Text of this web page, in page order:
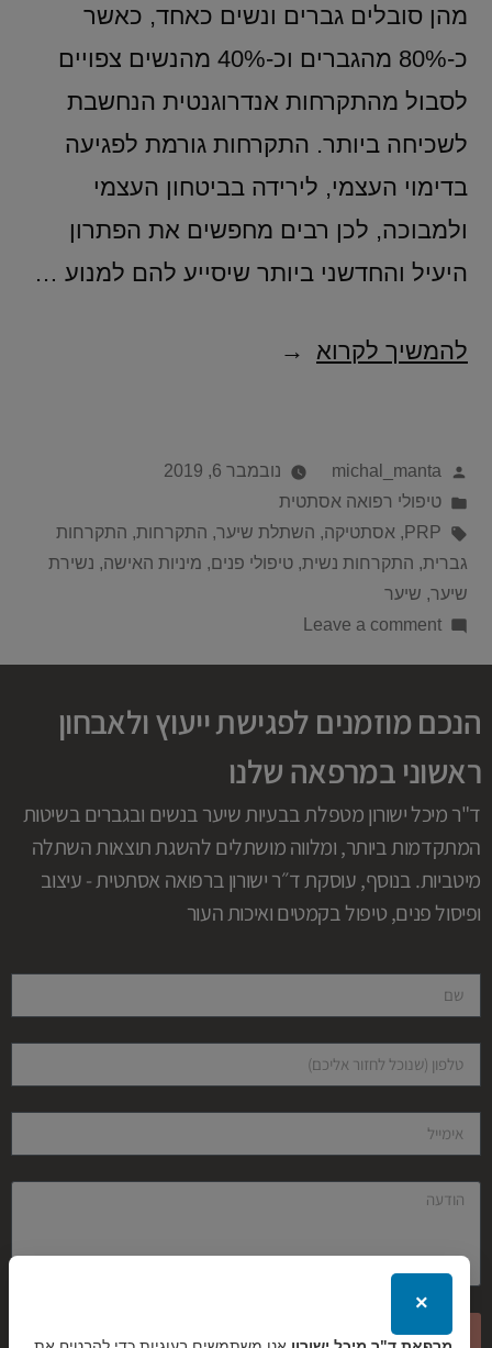
מהן סובלים גברים ונשים כאחד, כאשר
כ-80% מהגברים וכ-40% מהנשים צפויים
לסבול מהתקרחות אנדרוגנטית הנחשבת
לשכיחה ביותר. התקרחות גורמת לפגיעה
בדימוי העצמי, לירידה בביטחון העצמי
ולמבוכה, לכן רבים מחפשים את הפתרון
היעיל והחדשני ביותר שיסייע להם למנוע …
להמשיך לקרוא
michal_manta
נובמבר 6, 2019
טיפולי רפואה אסתטית
PRP
, אסתטיקה, השתלת שיער, התקרחות, התקרחות
גברית, התקרחות נשית, טיפולי פנים, מיניות האישה, נשירת
שיער, שיער
Leave a comment
הנכם מוזמנים לפגישת ייעוץ ולאבחון
ראשוני במרפאה שלנו
ד"ר מיכל ישורון מטפלת בבעיות שיער בנשים ובגברים בשיטות
המתקדמות ביותר, ומלווה מושתלים להשגת תוצאות השתלה
מיטביות. בנוסף, עוסקת ד״ר ישורון ברפואה אסתטית - עיצוב
ופיסול פנים, טיפול בקמטים ואיכות העור
×